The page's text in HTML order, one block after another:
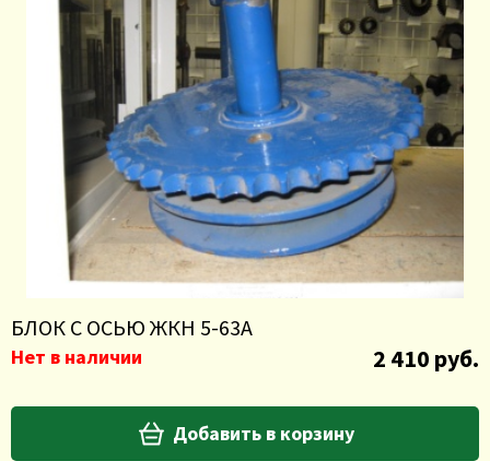
БЛОК С ОСЬЮ ЖКН 5-63А
Нет в наличии 2 410 руб.
Добавить в корзину